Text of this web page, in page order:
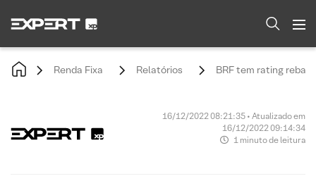
Renda Fixa Relatórios BRF tem rating
16/12/2022 08:21:35 • Atualizado em
16/12/2022 09:14:34
1 minuto de leitura